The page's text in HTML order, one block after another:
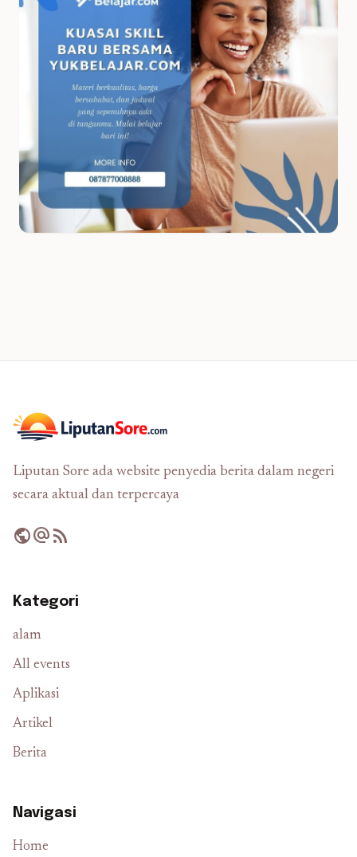
Liputan Sore ada website penyedia berita dalam negeri
secara aktual dan terpercaya
publicalternate_emailrss_feed
Kategori
alam
All events
Aplikasi
Artikel
Berita
Navigasi
Home